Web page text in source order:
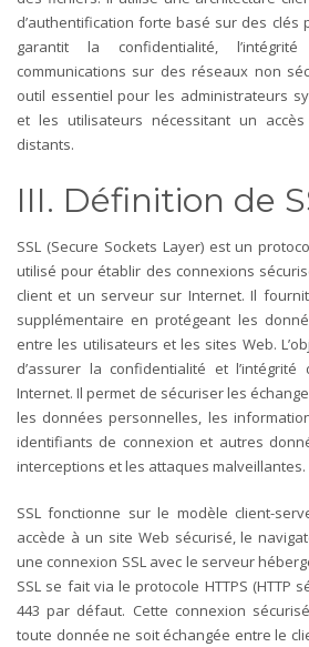
d’authentification forte basé sur des clés
garantit la confidentialité,
communications sur des réseaux non
outil essentiel pour les administrateurs
et les utilisateurs nécessitant un
distants.
III. Définition de
SSL (Secure Sockets Layer) est un
utilisé pour établir des connexions
client et un serveur sur Internet. Il
supplémentaire en protégeant les
entre les utilisateurs et les sites Web.
d’assurer la confidentialité et l’intégrité
Internet. Il permet de sécuriser les
les données personnelles, les
identifiants de connexion et autres
interceptions et les attaques malveillantes.
SSL fonctionne sur le modèle client-
accède à un site Web sécurisé, le
une connexion SSL avec le serveur
SSL se fait via le protocole HTTPS (HTTP
443 par défaut. Cette connexion
toute donnée ne soit échangée entre le